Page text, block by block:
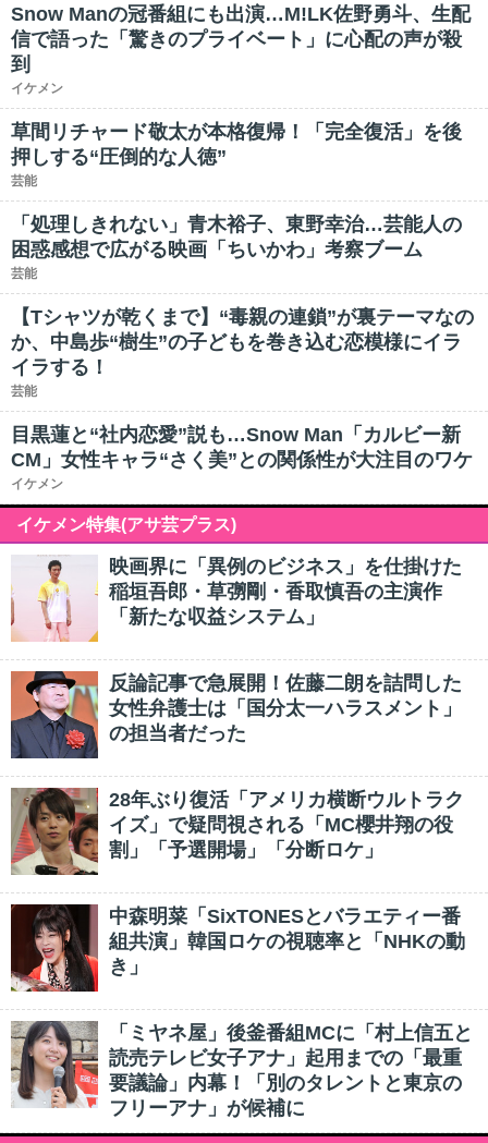
Snow Manの冠番組にも出演…M!LK佐野勇斗、生配
信で語った「驚きのプライベート」に心配の声が殺
到
イケメン
草間リチャード敬太が本格復帰！「完全復活」を後
押しする“圧倒的な人徳”
芸能
「処理しきれない」青木裕子、東野幸治…芸能人の
困惑感想で広がる映画「ちいかわ」考察ブーム
芸能
【Tシャツが乾くまで】“毒親の連鎖”が裏テーマなの
か、中島歩“樹生”の子どもを巻き込む恋模様にイラ
イラする！
芸能
目黒蓮と“社内恋愛”説も…Snow Man「カルビー新
CM」女性キャラ“さく美”との関係性が大注目のワケ
イケメン
イケメン特集(アサ芸プラス)
映画界に「異例のビジネス」を仕掛けた
稲垣吾郎・草彅剛・香取慎吾の主演作
「新たな収益システム」
反論記事で急展開！佐藤二朗を詰問した
女性弁護士は「国分太一ハラスメント」
の担当者だった
28年ぶり復活「アメリカ横断ウルトラク
イズ」で疑問視される「MC櫻井翔の役
割」「予選開場」「分断ロケ」
中森明菜「SixTONESとバラエティー番
組共演」韓国ロケの視聴率と「NHKの動
き」
「ミヤネ屋」後釜番組MCに「村上信五と
読売テレビ女子アナ」起用までの「最重
要議論」内幕！「別のタレントと東京の
フリーアナ」が候補に